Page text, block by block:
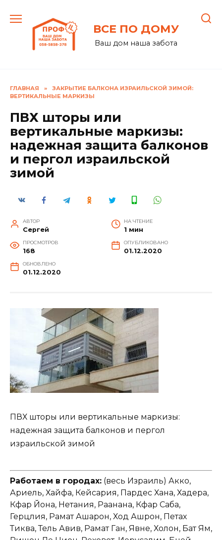
содержанию
ВСЕ ПО ДОМУ
Ваш дом наша забота
ГЛАВНАЯ »
ЗАКРЫТИЕ БАЛКОНА ИЗРАИЛЬСКОЙ ЗИМОЙ:
ВЕРТИКАЛЬНЫЕ МАРКИЗЫ
ПВХ шторы или
вертикальные маркизы:
надежная защита балконов
и пергол израильской
зимой
АВТОР
Сергей
НА ЧТЕНИЕ
1 мин
ПРОСМОТРОВ
168
ОПУБЛИКОВАНО
01.12.2020
ОБНОВЛЕНО
01.12.2020
ПВХ шторы или вертикальные маркизы:
надежная защита балконов и пергол
израильской зимой
Работаем в городах: (весь Израиль) Акко,
Ариель, Хайфа, Кейсария, Пардес Хана, Хадера,
Кфар Йона, Нетания, Раанана, Кфар Саба,
Герцлия, Рамат Ашарон, Ход Ашрон, Петах
Тиква, Тель Авив, Рамат Ган, Явне, Холон, Бат Ям,